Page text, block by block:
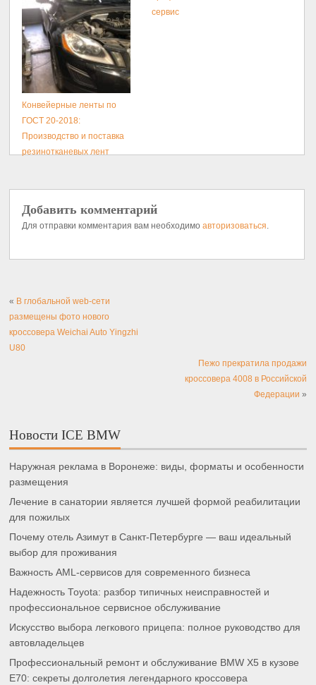
сервис
Конвейерные ленты по
ГОСТ 20-2018:
Производство и поставка
резинотканевых лент
Добавить комментарий
Для отправки комментария вам необходимоавторизоваться.
« В глобальной web-сети
размещены фото нового
кроссовера Weichai Auto Yingzhi
U80
Пежо прекратила продажи
кроссовера 4008 в Российской
Федерации »
Новости ICE BMW
Наружная реклама в Воронеже: виды, форматы и особенности
размещения
Лечение в санатории является лучшей формой реабилитации
для пожилых
Почему отель Азимут в Санкт-Петербурге — ваш идеальный
выбор для проживания
Важность AML-сервисов для современного бизнеса
Надежность Toyota: разбор типичных неисправностей и
профессиональное сервисное обслуживание
Искусство выбора легкового прицепа: полное руководство для
автовладельцев
Профессиональный ремонт и обслуживание BMW X5 в кузове
E70: секреты долголетия легендарного кроссовера